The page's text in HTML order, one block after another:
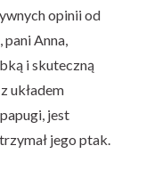
opinii od
Anna,
i skuteczną
układem
jest
jego ptak.